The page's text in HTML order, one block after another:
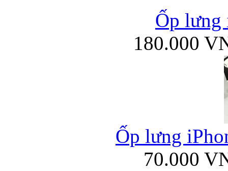
Ốp lưng
180.000
Ốp lưng
70.000